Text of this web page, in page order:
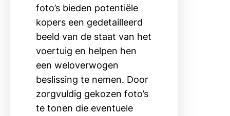
foto’s bieden potentiële
kopers een gedetailleerd
beeld van de staat van het
voertuig en helpen hen
een weloverwogen
beslissing te nemen. Door
zorgvuldig gekozen foto’s
te tonen die eventuele